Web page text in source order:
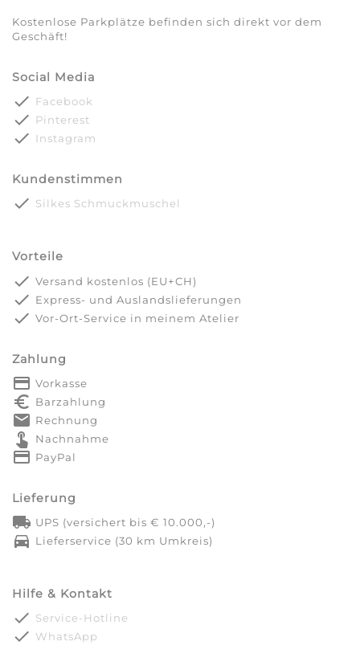
Kostenlose Parkplätze befinden sich direkt vor dem
Geschäft!
Social Media
done Facebook
done Pinterest
done Instagram
Kundenstimmen
done Silkes Schmuckmuschel
Vorteile
done Versand kostenlos (EU+CH)
done Express- und Auslandslieferungen
done Vor-Ort-Service in meinem Atelier
Zahlung
payment Vorkasse
euro_symbol Barzahlung
markunread Rechnung
touch_app Nachnahme
credit_card PayPal
Lieferung
local_shipping UPS (versichert bis € 10.000,-)
directions_car Lieferservice (30 km Umkreis)
Hilfe & Kontakt
done Service-Hotline
done WhatsApp